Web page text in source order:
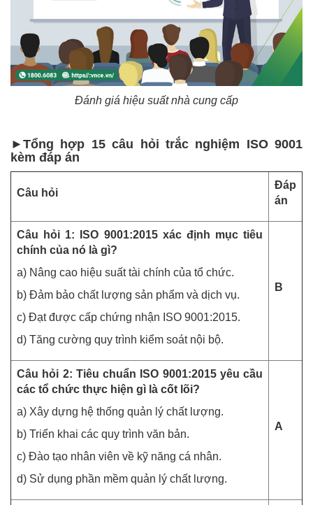
Đánh giá hiệu suất nhà cung cấp
►Tổng hợp 15 câu hỏi trắc nghiệm ISO 9001
kèm đáp án
Câu hỏi
Đáp
án
Câu hỏi 1: ISO 9001:2015 xác định mục tiêu
chính của nó là gì?
a) Nâng cao hiệu suất tài chính của tổ chức.
b) Đảm bảo chất lượng sản phẩm và dịch vụ.
c) Đạt được cấp chứng nhận ISO 9001:2015.
d) Tăng cường quy trình kiểm soát nội bộ.
B
Câu hỏi 2: Tiêu chuẩn ISO 9001:2015 yêu cầu
các tổ chức thực hiện gì là cốt lõi?
a) Xây dựng hệ thống quản lý chất lượng.
b) Triển khai các quy trình văn bản.
c) Đào tạo nhân viên về kỹ năng cá nhân.
d) Sử dụng phần mềm quản lý chất lượng.
A